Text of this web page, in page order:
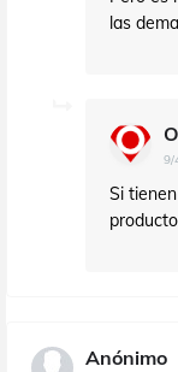
las
9/
Si
Anónimo